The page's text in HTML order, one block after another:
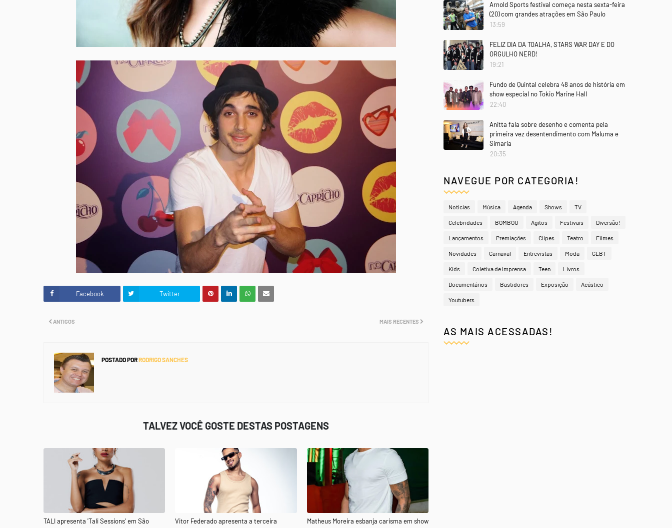
Facebook Twitter
MAIS RECENTES
ANTIGOS
POSTADO PORRODRIGO SANCHES
TALVEZ VOCÊ GOSTE DESTAS POSTAGENS
TALI apresenta 'Tali Sessions' em São
Vitor Federado apresenta a terceira
Matheus Moreira esbanja carisma em show
Arnold Sports festival começa nesta sexta-feira
(20) com grandes atrações em São Paulo
13:59
FELIZ DIA DA TOALHA, STARS WAR DAY E DO
ORGULHO NERD!
19:21
Fundo de Quintal celebra 48 anos de história em
show especial no Tokio Marine Hall
22:40
Anitta fala sobre desenho e comenta pela
primeira vez desentendimento com Maluma e
Simaria
20:35
NAVEGUE POR CATEGORIA!
Notícias Música Agenda Shows TV
Celebridades BOMBOU Agitos Festivais Diversão!
Lançamentos Premiações Clipes Teatro Filmes
Novidades Carnaval Entrevistas Moda GLBT
Kids Coletiva de Imprensa Teen Livros
Documentários Bastidores Exposição Acústico
Youtubers
AS MAIS ACESSADAS!